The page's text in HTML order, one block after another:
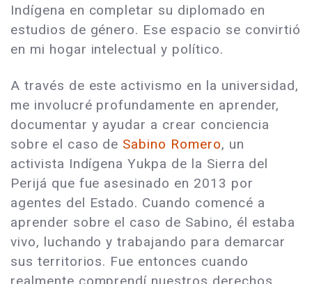
Indígena en completar su diplomado en
estudios de género. Ese espacio se convirtió
en mi hogar intelectual y político.
A través de este activismo en la universidad,
me involucré profundamente en aprender,
documentar y ayudar a crear conciencia
sobre el caso de Sabino Romero, un
activista Indígena Yukpa de la Sierra del
Perijá que fue asesinado en 2013 por
agentes del Estado. Cuando comencé a
aprender sobre el caso de Sabino, él estaba
vivo, luchando y trabajando para demarcar
sus territorios. Fue entonces cuando